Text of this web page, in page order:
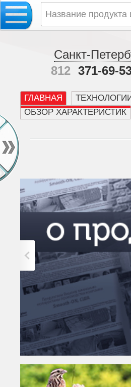
Санкт-
812 371-69-
ГЛАВНАЯ
ОБЗОР ХАРАКТЕРИСТИК